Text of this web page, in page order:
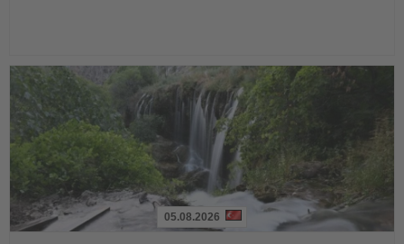
05.08.2026